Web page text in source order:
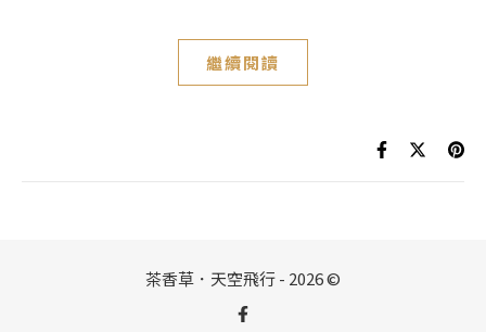
繼續閱讀
茶香草．天空飛行 - 2026 ©